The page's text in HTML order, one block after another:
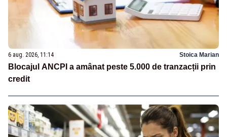
6 aug. 2026, 11:14 Stoica Marian
Blocajul ANCPI a amânat peste 5.000 de tranzacții prin
credit